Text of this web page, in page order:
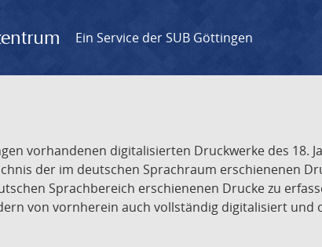
Ein Service der SUB Göttingen
vorhandenen digitalisierten Druckwerke des 18.
der im deutschen Sprachraum erschienenen
Sprachbereich erschienenen Drucke zu
von vornherein auch vollständig digitalisiert und